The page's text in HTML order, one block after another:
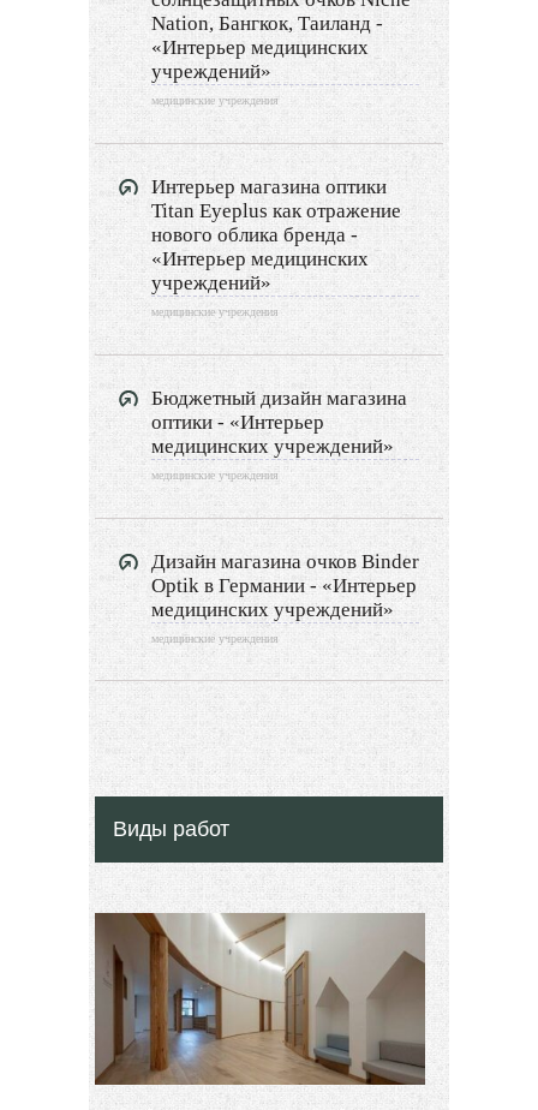
Архитектура
Дизайн интерьера
Ландшафтный дизайн
LIMITED EDITION
Видео новости
Дизайн разное
Другие услуги
Nation, Бангкок, Таиланд -
«Интерьер медицинских
учреждений»
медицинские учреждения
Интерьер магазина оптики
Titan Eyeplus как отражение
нового облика бренда -
«Интерьер медицинских
учреждений»
медицинские учреждения
Бюджетный дизайн магазина
оптики - «Интерьер
медицинских учреждений»
медицинские учреждения
Дизайн магазина очков Binder
Optik в Германии - «Интерьер
медицинских учреждений»
медицинские учреждения
Виды работ